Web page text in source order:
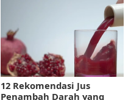
12 Rekomendasi Jus
Penambah Darah yang